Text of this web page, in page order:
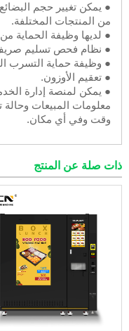
● يمكن تغيير حجم
من المنتجات المختلفة.
● لديها وظيفة الحماية
● نظام فحص تسليم
● وظيفة حماية التسرب
● تعقيم الأوزون.
● يمكن لمنصة إدارة
معلومات المبيعات
وقت وفي أي مكان.
ذات صلة عن المنتج